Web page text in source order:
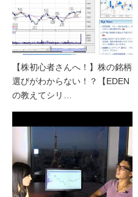
【株初心者さんへ！】株の銘柄
選びがわからない！？【EDEN
の教えてシリ…